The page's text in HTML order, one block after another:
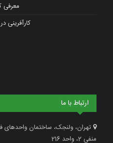
معرفی
کارآفرینی
ارتباط با ما
تهران، ولنجک، ساختمان واحدهای
منفی 2، واحد 216